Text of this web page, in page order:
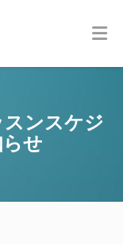
スンスケジ
せ